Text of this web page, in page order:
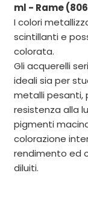
ml - Rame
I colori
scintillanti e
colorata.
Gli acquerelli
ideali sia per
metalli pesanti,
resistenza alla
pigmenti
colorazione
rendimento ed
diluiti.